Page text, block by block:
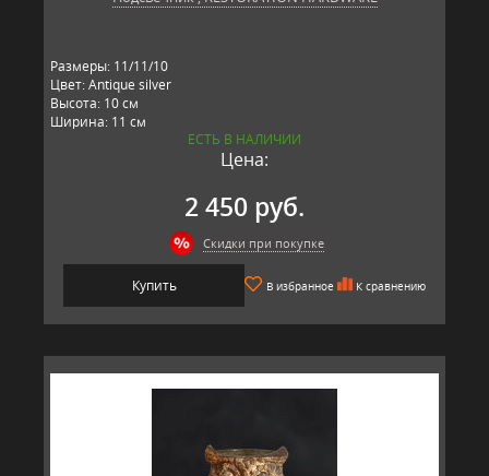
Размеры: 11/11/10
Цвет: Antique silver
Высота: 10 см
Ширина: 11 см
ЕСТЬ В НАЛИЧИИ
Цена:
2 450 руб.
Скидки при покупке
Купить В избранное К сравнению